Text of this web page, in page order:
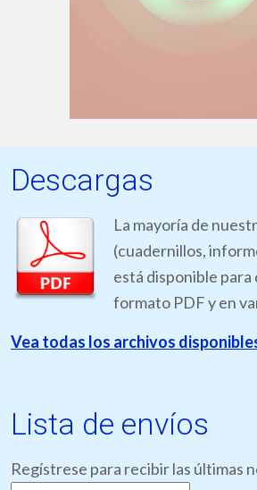
Descargas
La mayoría de
(cuadernillos,
está disponible para
formato PDF y en
Vea todas los archivos
Lista de envíos
Regístrese para recibir las últimas